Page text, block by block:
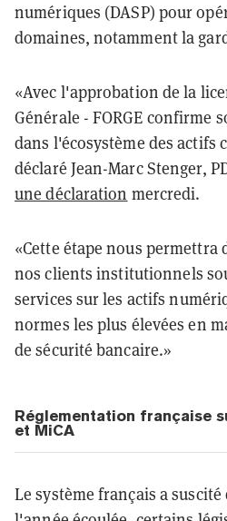
numériques (DASP) pour
domaines, notamment la
«Avec l'approbation de la
Générale - FORGE confirme
dans l'écosystème des actifs
déclaré Jean-Marc Stenger,
une déclaration mercredi.
«Cette étape nous
nos clients institutionnels
services sur les actifs
normes les plus élevées en
de sécurité bancaire.»
Réglementation française
et MiCA
Le système français a suscité